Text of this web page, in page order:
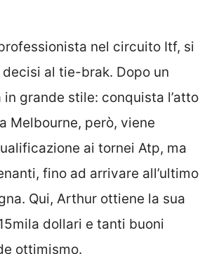
nel circuito Itf, si
al tie-brak. Dopo un
grande stile: conquista l’atto
Melbourne, però, viene
ai tornei Atp, ma
fino ad arrivare all’ultimo
Qui, Arthur ottiene la sua
dollari e tanti buoni
ottimismo.